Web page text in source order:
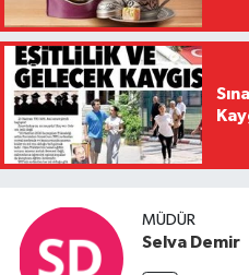
MÜDÜR
Selva Demir